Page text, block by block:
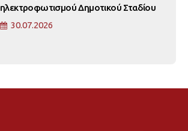
ηλεκτροφωτισμού Δημοτικού Σταδίου
30.07.2026